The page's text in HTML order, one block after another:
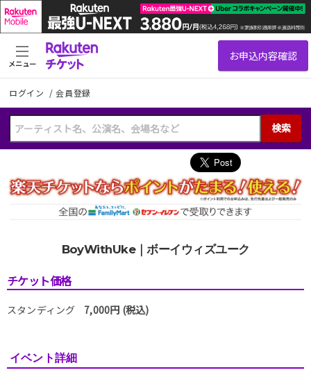
ログイン /会員登録
検索
メニュー
BoyWithUke｜ボーイウィズユーク
チケット価格
スタンディング 7,000円 (税込)
イベント詳細